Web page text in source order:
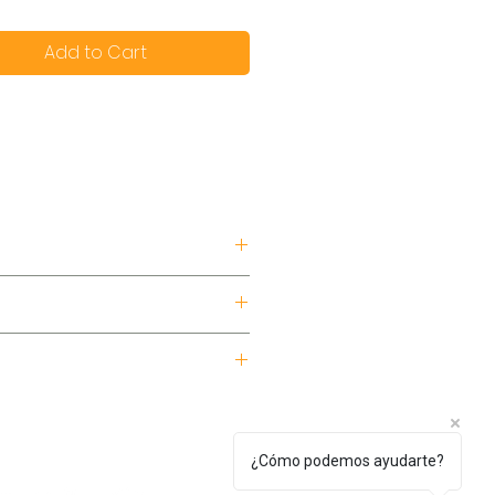
Add to Cart
¿Cómo podemos ayudarte?